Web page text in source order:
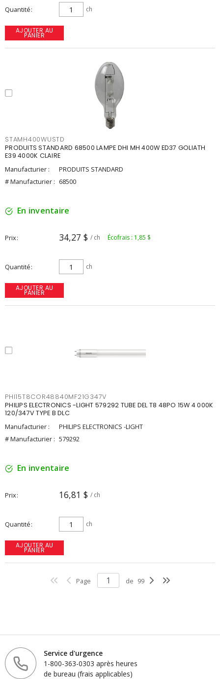
Quantité ch
AJOUTER AU
PANIER
STAMH400WUSTD
PRODUITS STANDARD 68500 LAMPE DHI MH 400W ED37 GOLIATH
E39 4000K CLAIRE
Manufacturier :
PRODUITS STANDARD
# Manufacturier : 68500
En inventaire
Prix 34,27 $ / ch Écofrais : 1,85 $
Quantité ch
AJOUTER AU
PANIER
PHI15T8COR48840MF21G347V
PHILIPS ELECTRONICS -LIGHT 579292 TUBE DEL T8 48PO 15W 4 000K
120/347V TYPE B DLC
Manufacturier :
PHILIPS ELECTRONICS -LIGHT
# Manufacturier : 579292
En inventaire
Prix 16,81 $ / ch
Quantité ch
AJOUTER AU
PANIER
Page de 99
Service d'urgence
1-800-363-0303 après heures
de bureau (frais applicables)